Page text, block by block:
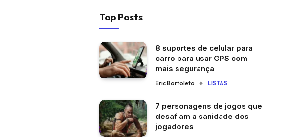
Top Posts
8 suportes de celular para
carro para usar GPS com
mais segurança
Eric Bortoleto LISTAS
7 personagens de jogos que
desafiam a sanidade dos
jogadores